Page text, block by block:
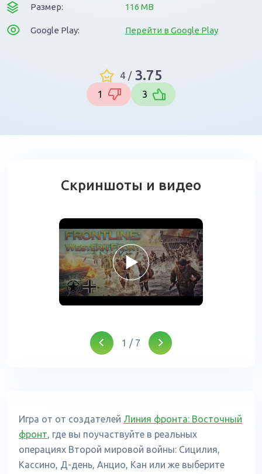
Размер: 116 MB
Google Play: Перейти в Google Play
4 / 3.75
1 3
Скриншоты и видео
1 / 7
Игра от от создателей Линия фронта: Восточный
фронт, где вы поучаствуйте в реальных
операциях Второй мировой войны: Сицилия,
Кассино, Д-день, Анцио, Кан или же выберите